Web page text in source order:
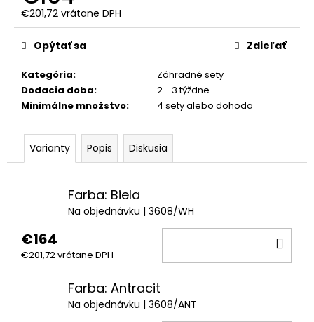
€201,72 vrátane DPH
Jednotková
cena:
Kategória:
Záhradné sety
Dodacia doba:
2 - 3 týždne
Minimálne množstvo: 4 sety alebo dohoda
Opýtať sa Zdieľať
Varianty Popis Diskusia
Farba: Biela
Na objednávku | 3608/WH
€164
€201,72 vrátane DPH
Farba: Antracit
Na objednávku | 3608/ANT